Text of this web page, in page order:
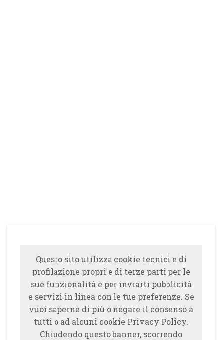
Questo sito utilizza cookie tecnici e di
profilazione propri e di terze parti per le
sue funzionalità e per inviarti pubblicità
e servizi in linea con le tue preferenze. Se
vuoi saperne di più o negare il consenso a
tutti o ad alcuni cookie Privacy Policy.
Chiudendo questo banner, scorrendo